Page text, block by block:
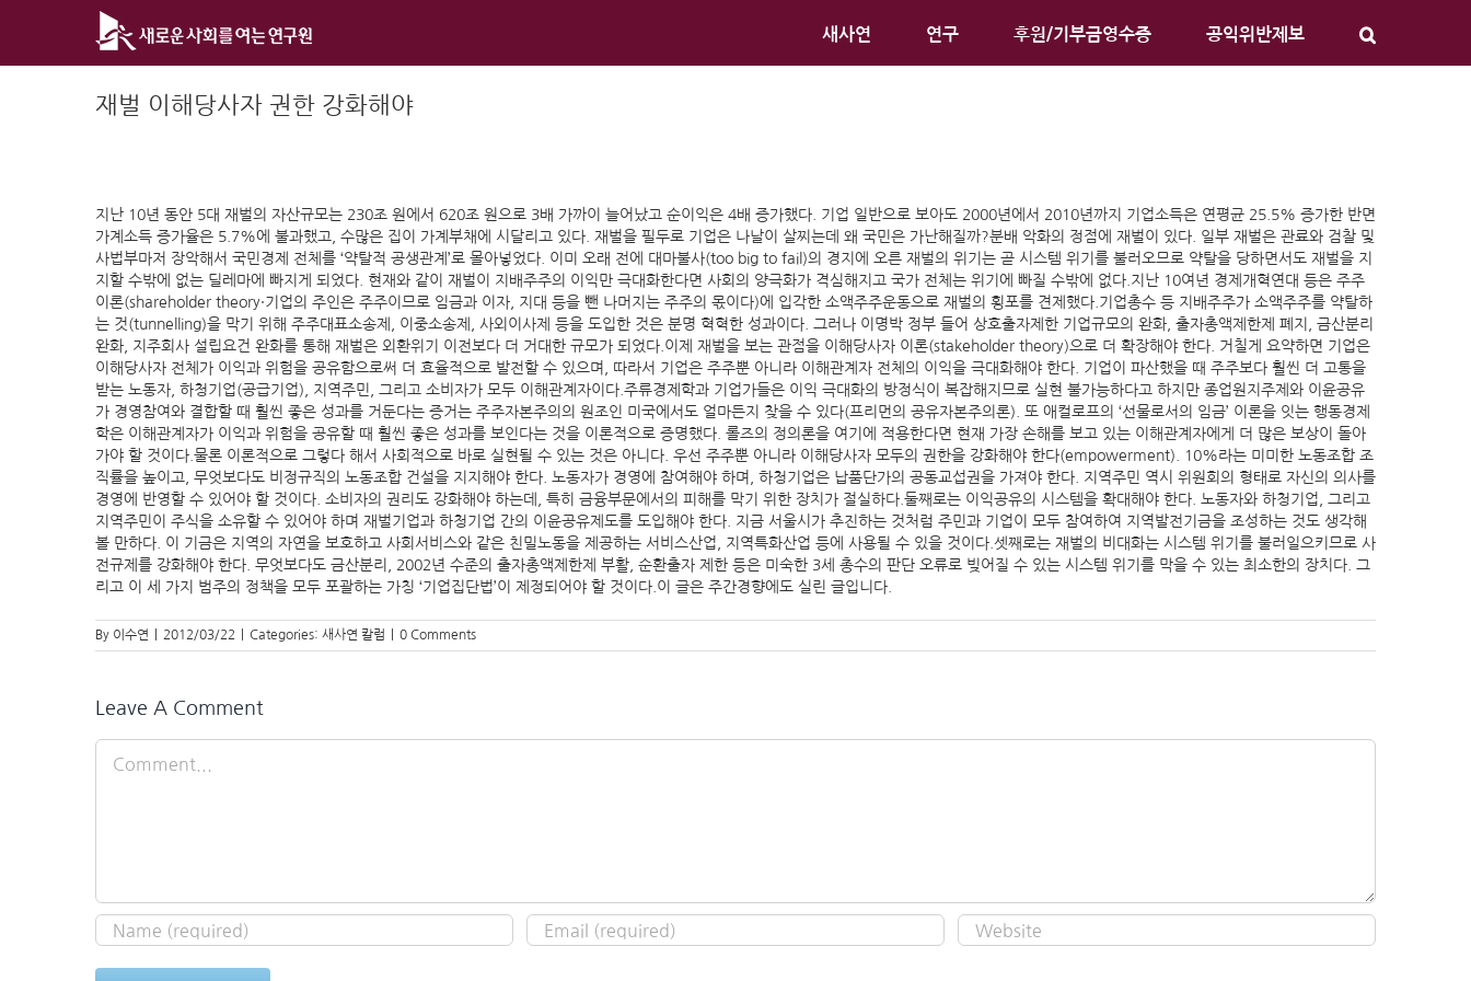
새사연 연구 후원/기부금영수증 공익위반제보
재벌 이해당사자 권한 강화해야
지난 10년 동안 5대 재벌의 자산규모는 230조 원에서 620조 원으로 3배 가까이 늘어났고 순이익은 4배 증가했다. 기업 일반으로 보아도 2000년에서 2010년까지 기업소득은 연평균 25.5% 증가한 반면
가계소득 증가율은 5.7%에 불과했고, 수많은 집이 가계부채에 시달리고 있다. 재벌을 필두로 기업은 나날이 살찌는데 왜 국민은 가난해질까?분배 악화의 정점에 재벌이 있다. 일부 재벌은 관료와 검찰 및
사법부마저 장악해서 국민경제 전체를 ‘약탈적 공생관계’로 몰아넣었다. 이미 오래 전에 대마불사(too big to fail)의 경지에 오른 재벌의 위기는 곧 시스템 위기를 불러오므로 약탈을 당하면서도 재벌을 지
지할 수밖에 없는 딜레마에 빠지게 되었다. 현재와 같이 재벌이 지배주주의 이익만 극대화한다면 사회의 양극화가 격심해지고 국가 전체는 위기에 빠질 수밖에 없다.지난 10여년 경제개혁연대 등은 주주
이론(shareholder theory·기업의 주인은 주주이므로 임금과 이자, 지대 등을 뺀 나머지는 주주의 몫이다)에 입각한 소액주주운동으로 재벌의 횡포를 견제했다.기업총수 등 지배주주가 소액주주를 약탈하
는 것(tunnelling)을 막기 위해 주주대표소송제, 이중소송제, 사외이사제 등을 도입한 것은 분명 혁혁한 성과이다. 그러나 이명박 정부 들어 상호출자제한 기업규모의 완화, 출자총액제한제 폐지, 금산분리
완화, 지주회사 설립요건 완화를 통해 재벌은 외환위기 이전보다 더 거대한 규모가 되었다.이제 재벌을 보는 관점을 이해당사자 이론(stakeholder theory)으로 더 확장해야 한다. 거칠게 요약하면 기업은
이해당사자 전체가 이익과 위험을 공유함으로써 더 효율적으로 발전할 수 있으며, 따라서 기업은 주주뿐 아니라 이해관계자 전체의 이익을 극대화해야 한다. 기업이 파산했을 때 주주보다 훨씬 더 고통을
받는 노동자, 하청기업(공급기업), 지역주민, 그리고 소비자가 모두 이해관계자이다.주류경제학과 기업가들은 이익 극대화의 방정식이 복잡해지므로 실현 불가능하다고 하지만 종업원지주제와 이윤공유
가 경영참여와 결합할 때 훨씬 좋은 성과를 거둔다는 증거는 주주자본주의의 원조인 미국에서도 얼마든지 찾을 수 있다(프리먼의 공유자본주의론). 또 애컬로프의 ‘선물로서의 임금’ 이론을 잇는 행동경제
학은 이해관계자가 이익과 위험을 공유할 때 훨씬 좋은 성과를 보인다는 것을 이론적으로 증명했다. 롤즈의 정의론을 여기에 적용한다면 현재 가장 손해를 보고 있는 이해관계자에게 더 많은 보상이 돌아
가야 할 것이다.물론 이론적으로 그렇다 해서 사회적으로 바로 실현될 수 있는 것은 아니다. 우선 주주뿐 아니라 이해당사자 모두의 권한을 강화해야 한다(empowerment). 10%라는 미미한 노동조합 조
직률을 높이고, 무엇보다도 비정규직의 노동조합 건설을 지지해야 한다. 노동자가 경영에 참여해야 하며, 하청기업은 납품단가의 공동교섭권을 가져야 한다. 지역주민 역시 위원회의 형태로 자신의 의사를
경영에 반영할 수 있어야 할 것이다. 소비자의 권리도 강화해야 하는데, 특히 금융부문에서의 피해를 막기 위한 장치가 절실하다.둘째로는 이익공유의 시스템을 확대해야 한다. 노동자와 하청기업, 그리고
지역주민이 주식을 소유할 수 있어야 하며 재벌기업과 하청기업 간의 이윤공유제도를 도입해야 한다. 지금 서울시가 추진하는 것처럼 주민과 기업이 모두 참여하여 지역발전기금을 조성하는 것도 생각해
볼 만하다. 이 기금은 지역의 자연을 보호하고 사회서비스와 같은 친밀노동을 제공하는 서비스산업, 지역특화산업 등에 사용될 수 있을 것이다.셋째로는 재벌의 비대화는 시스템 위기를 불러일으키므로 사
전규제를 강화해야 한다. 무엇보다도 금산분리, 2002년 수준의 출자총액제한제 부활, 순환출자 제한 등은 미숙한 3세 총수의 판단 오류로 빚어질 수 있는 시스템 위기를 막을 수 있는 최소한의 장치다. 그
리고 이 세 가지 범주의 정책을 모두 포괄하는 가칭 ‘기업집단법’이 제정되어야 할 것이다.이 글은 주간경향에도 실린 글입니다.
By 이수연 2012/03/22 Categories: 새사연 칼럼 0 Comments
Leave A Comment